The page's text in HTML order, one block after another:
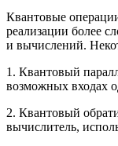
Квантовые
реализации более
и вычислений.
1. Квантовый
возможных входах
2. Квантовый
вычислитель,